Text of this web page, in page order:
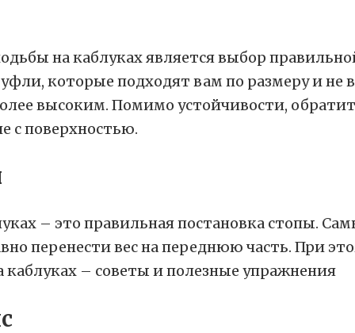
на каблуках является выбор
которые подходят вам по размеру и
высоким. Помимо устойчивости,
с поверхностью.
– это правильная постановка стопы.
перенести вес на переднюю часть. При